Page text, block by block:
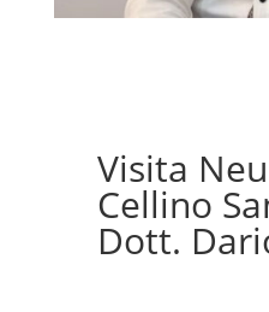
Visita
Cellino
Dott.